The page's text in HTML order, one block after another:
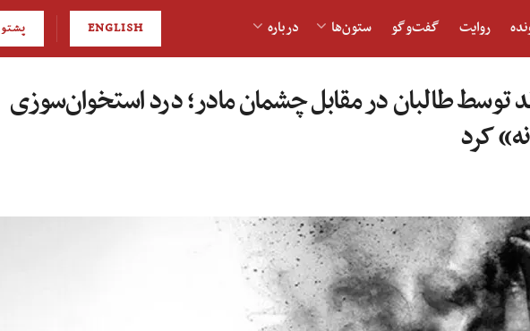
روایت گفت‌و‎گو ستون‌ها درباره ENGLISH پشتو
توسط طالبان در مقابل چشمان مادر؛ درد استخوان‌سوزی
کرد